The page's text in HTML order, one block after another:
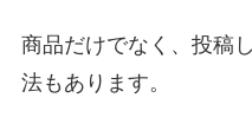
商品だけでなく、投稿
法もあります。